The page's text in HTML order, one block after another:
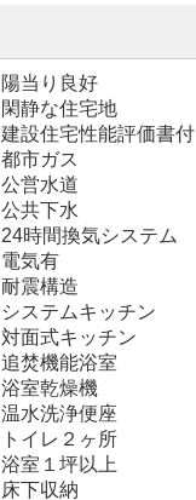
陽当り良好
閑静な住宅地
建設住宅性能評価書付
都市ガス
公営水道
公共下水
24時間換気システム
電気有
耐震構造
システムキッチン
対面式キッチン
追焚機能浴室
浴室乾燥機
温水洗浄便座
トイレ２ヶ所
浴室１坪以上
床下収納